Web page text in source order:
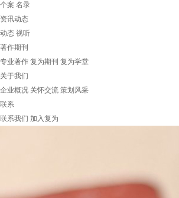
个案 名录
资讯动态
动态 视听
著作期刊
专业著作 复为期刊 复为学堂
关于我们
企业概况 关怀交流 策划风采
联系
联系我们 加入复为